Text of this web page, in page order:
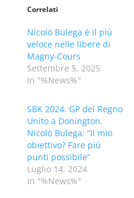
Correlati
Nicolò Bulega è il più
veloce nelle libere di
Magny-Cours
Settembre 5, 2025
In "%News%"
SBK 2024. GP del Regno
Unito a Donington.
Nicolò Bulega: “Il mio
obiettivo? Fare più
punti possibile”
Luglio 14, 2024
In "%News%"